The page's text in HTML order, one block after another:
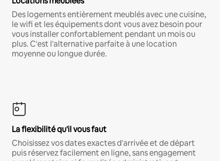
Des logements entièrement meublés avec une cuisine,
le wifi et les équipements dont vous avez besoin pour
vous installer confortablement pendant un mois ou
plus. C'est l'alternative parfaite à une location
moyenne ou longue durée.
La flexibilité qu'il vous faut
Choisissez vos dates exactes d'arrivée et de départ
puis réservez facilement en ligne, sans engagement